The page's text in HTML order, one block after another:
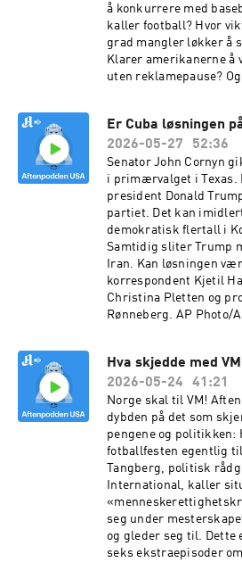
å konkurrere med
kaller football? Hvor
grad mangler løkker å
Klarer amerikanerne å
uten reklamepause?
tredje episoden i VM-
kommentatorene
Røed-Johansen, eks-
programleder
Peter Daatland
Er Cuba løsningen
2026-05-27
52:36
Senator John Cornyn
i primærvalget i Texas.
president Donald
partiet. Det kan
demokratisk flertall i
Samtidig sliter Trump
Iran. Kan løsningen
korrespondent Kjetil
Christina Pletten og
Rønneberg. AP
Hva skjedde med
2026-05-24
41:21
Norge skal til VM!
dybden på det som
pengene og politikken:
fotballfesten egentlig til for?
Tangberg, politisk
International, kaller
seg under
og gleder seg til. Dette er den første av (minst)
seks ekstraepisoder